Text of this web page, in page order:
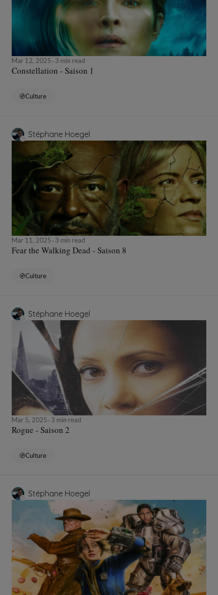
Mar 12, 2025 3 min read
Constellation - Saison 1
Culture
Stéphane Hoegel
Mar 11, 2025 3 min read
Fear the Walking Dead - Saison 8
Culture
Stéphane Hoegel
Mar 5, 2025 3 min read
Rogue - Saison 2
Culture
Stéphane Hoegel